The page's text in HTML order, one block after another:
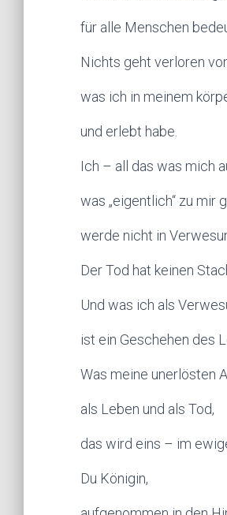
für alle Menschen
Nichts geht verloren
was ich in meinem
und erlebt habe.
Ich – all das was mich
was „eigentlich“ zu mir
werde nicht in
Der Tod hat keinen
Und was ich als
ist ein Geschehen des
Was meine unerlösten
als Leben und als Tod,
das wird eins – im
Du Königin,